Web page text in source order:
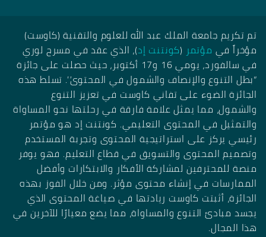
تم تكريم جامعة الملك عبد الله للعلوم والتقنية (كاوست)
مؤخراً في مؤتمر (كونتنت إد)، الذي عقد في مسرح لوري
في سالفورد، يومي 16 و17 أكتوبر، حيث حصلت على جائزة
“بطل التنوع والإنصاف والشمول في المحتوى”. تسلط هذه
الجائزة الضوء على تفاني كاوست في تعزيز التنوع
والشمول، مما يمثل علامة فارقة في رحلتها نحو المساواة
والتمثيل في المحتوى التعليمي. كونتنت إد هو مؤتمر
رئيسي يركز على استراتيجية المحتوى وتجربة المستخدم
وتصميم المحتوى والتسويق في قطاع التعليم. فهو يوفر
منصة للمحترفين لمشاركة الأفكار والابتكارات وأفضل
الممارسات في إنشاء محتوى مؤثر. ومن خلال الفوز بهذه
الجائزة، أثبتت كاوست ريادتها في صياغة المحتوى الذي
يجسد مبادئ التنوع والمساواة، مما يضع معيارًا للآخرين في
هذا المجال.